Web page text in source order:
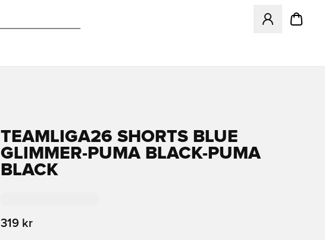
Åpner en
TEAMLIGA26 SHORTS BLUE
GLIMMER-PUMA BLACK-PUMA
BLACK
319 kr